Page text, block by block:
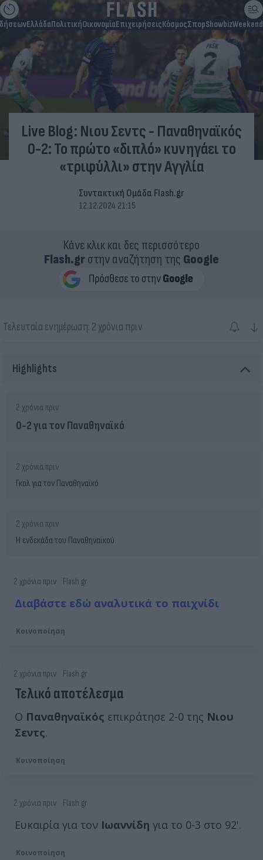
ΕλλάδαΠολιτικήΟικονομίαΕπιχειρήσειςΚόσμοςΣπορShowbizWeekend
Live Blog: Νιου Σεντς - Παναθηναϊκός
0-2: Το πρώτο «διπλό» κυνηγάει το
«τριφύλλι» στην Αγγλία
Συντακτική Ομάδα Flash.gr
12.12.2024 21:15
Κάνε κλικ και δες περισσότερο
Flash.grστην αναζήτηση της Google
Τελευταία ενημέρωση: 2 χρόνια πριν ↓
Highlights
2 χρόνια πριν
0-2 για τον Παναθηναϊκό
2 χρόνια πριν
Γκολ για τον Παναθηναϊκό
2 χρόνια πριν
Η ενδεκάδα του Παναθηναϊκού
2 χρόνια πριν Flash.gr
Διαβάστε εδώ αναλυτικά το παιχνίδι
Κοινοποίηση
2 χρόνια πριν Flash.gr
Τελικό αποτέλεσμα
Ο Παναθηναϊκός επικράτησε 2-0 της Νιου
Σεντς.
Κοινοποίηση
2 χρόνια πριν Flash.gr
Ευκαιρία για τον Ιωαννίδη για το 0-3 στο 92'.
Κοινοποίηση